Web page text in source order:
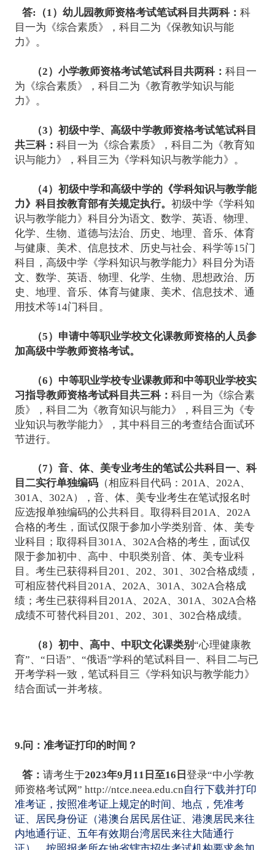
答:（1） 幼儿园教师资格考试笔试科目共两科： 科
目一为《综合素质》，科目二为《保教知识与能
力》。
（2）小学教师资格考试笔试科目共两科： 科目一
为《综合素质》，科目二为《教育教学知识与能
力》。
（3）初级中学、高级中学教师资格考试笔试科目
共三科： 科目一为《综合素质》，科目二为《教育知
识与能力》，科目三为《学科知识与教学能力》。
（4）初级中学和高级中学的《学科知识与教学能
力》科目按教育部有关规定执行。 初级中学《学科知
识与教学能力》科目分为语文、数学、英语、物理、
化学、生物、道德与法治、历史、地理、音乐、体育
与健康、美术、信息技术、历史与社会、科学等15门
科目，高级中学《学科知识与教学能力》科目分为语
文、数学、英语、物理、化学、生物、思想政治、历
史、地理、音乐、体育与健康、美术、信息技术、通
用技术等14门科目。
（5）申请中等职业学校文化课教师资格的人员参
加高级中学教师资格考试。
（6）中等职业学校专业课教师和中等职业学校实
习指导教师资格考试科目共三科： 科目一为《综合素
质》，科目二为《教育知识与能力》，科目三为《专
业知识与教学能力》，其中科目三的考查结合面试环
节进行。
（7）音、体、美专业考生的笔试公共科目一、科
目二实行单独编码（相应科目代码：201A、202A、
301A、302A），音、体、美专业考生在笔试报名时
应选报单独编码的公共科目。取得科目201A、202A
合格的考生，面试仅限于参加小学类别音、体、美专
业科目；取得科目301A、302A合格的考生，面试仅
限于参加初中、高中、中职类别音、体、美专业科
目。考生已获得科目201、202、301、302合格成绩，
可相应替代科目201A、202A、301A、302A合格成
绩；考生已获得科目201A、202A、301A、302A合格
成绩不可替代科目201、202、301、302合格成绩。
（8）初中、高中、中职文化课类别“心理健康教
育”、“日语”、“俄语”学科的笔试科目一、科目二与已
开考学科一致，笔试科目三《学科知识与教学能力》
结合面试一并考核。
9.问：准考证打印的时间？
答： 请考生于2023年9月11日至16日 登录“中小学教
师资格考试网” http://ntce.neea.edu.cn自行下载并打印
准考证，按照准考证上规定的时间、地点，凭准考
证、居民身份证（港澳台居民居住证、港澳居民来往
内地通行证、五年有效期台湾居民来往大陆通行